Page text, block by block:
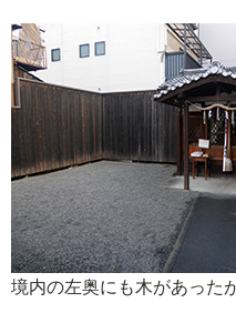
境内の左奥にも木があった